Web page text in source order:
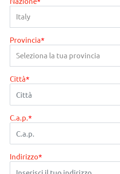
Provincia*
Città*
C.a.p.*
Indirizzo*